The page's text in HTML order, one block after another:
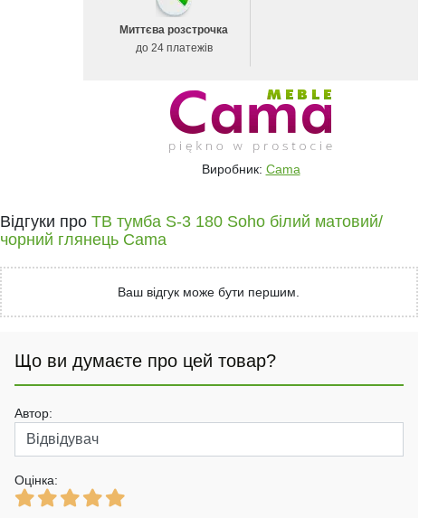
Миттєва розстрочка
до 24 платежів
Виробник: Cama
Відгуки про ТВ тумба S-3 180 Soho білий матовий/
чорний глянець Cama
Ваш відгук може бути першим.
Що ви думаєте про цей товар?
Автор:
Оцінка: